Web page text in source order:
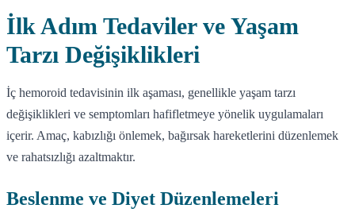
İlk Adım Tedaviler ve Yaşam
Tarzı Değişiklikleri
İç hemoroid tedavisinin ilk aşaması, genellikle yaşam tarzı
değişiklikleri ve semptomları hafifletmeye yönelik uygulamaları
içerir. Amaç, kabızlığı önlemek, bağırsak hareketlerini düzenlemek
ve rahatsızlığı azaltmaktır.
Beslenme ve Diyet Düzenlemeleri